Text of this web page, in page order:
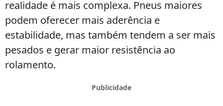
realidade é mais complexa. Pneus maiores
podem oferecer mais aderência e
estabilidade, mas também tendem a ser mais
pesados e gerar maior resistência ao
rolamento.